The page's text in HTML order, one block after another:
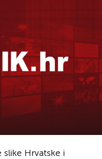
Hrvatske i